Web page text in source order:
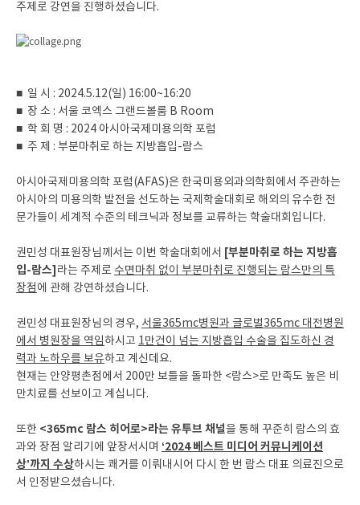
주제로 강연을 진행하셨습니다.
■ 일 시 : 2024.5.12(일) 16:00~16:20
■ 장 소 : 서울 코엑스 그랜드볼룸 B Room
■ 학 회 명 : 2024 아시아국제미용의학 포럼
■ 주 제 : 부분마취로 하는 지방흡입-람스
아시아국제미용의학 포럼(AFAS)은 한국미용외과의학회에서 주관하는
아시아의 미용의학 발전을 선도하는 국제학술대회로 해외의 유수한 전
문가들이 세계적 수준의 테크닉과 정보를 교류하는 학술대회입니다.
권민성 대표원장님께서는 이번 학술대회에서 [부분마취로 하는 지방흡
입-람스] 라는 주제로수면마취 없이 부분마취로 진행되는 람스만의 특
장점에 관해 강연하셨습니다.
권민성 대표원장님의 경우, 서울365mc병원과 글로벌365mc 대전병원
에서 병원장을 역임하시고 1만건이 넘는 지방흡입 수술을 집도하신 경
력과 노하우를 보유하고 계신데요.
현재는 안양평촌점에서 200만 보틀을 돌파한 <람스>로 만족도 높은 비
만치료를 선보이고 계십니다.
또한 <365mc 람스 히어로>라는 유투브 채널을 통해 꾸준히 람스의 효
과와 장점 알리기에 앞장서시며 ‘2024 베스트 미디어 커뮤니케이션
상’까지 수상하시는 쾌거를 이뤄내시어 다시 한 번 람스 대표 의료진으로
서 인정받으셨습니다.